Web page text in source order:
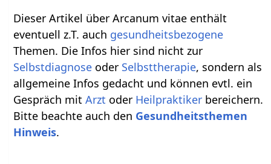
Dieser Artikel über Arcanum vitae enthält
eventuell z.T. auch gesundheitsbezogene
Themen. Die Infos hier sind nicht zur
Selbstdiagnose oder Selbsttherapie, sondern als
allgemeine Infos gedacht und können evtl. ein
Gespräch mitArzt oder Heilpraktiker bereichern.
Bitte beachte auch den Gesundheitsthemen
Hinweis.